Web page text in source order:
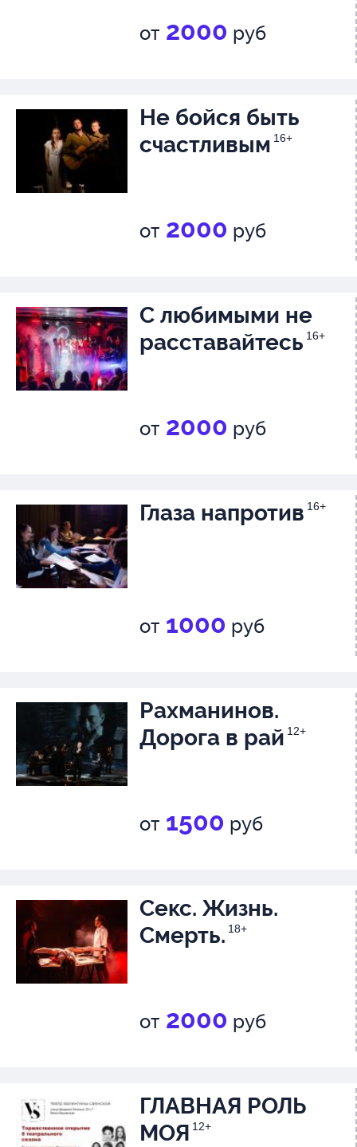
от 2000 руб
Не бойся быть
счастливым 16+
от 2000 руб
С любимыми не
расставайтесь 16+
от 2000 руб
Глаза напротив 16+
от 1000 руб
Рахманинов.
Дорога в рай 12+
от 1500 руб
Секс. Жизнь.
Смерть. 18+
от 2000 руб
ГЛАВНАЯ РОЛЬ
МОЯ 12+